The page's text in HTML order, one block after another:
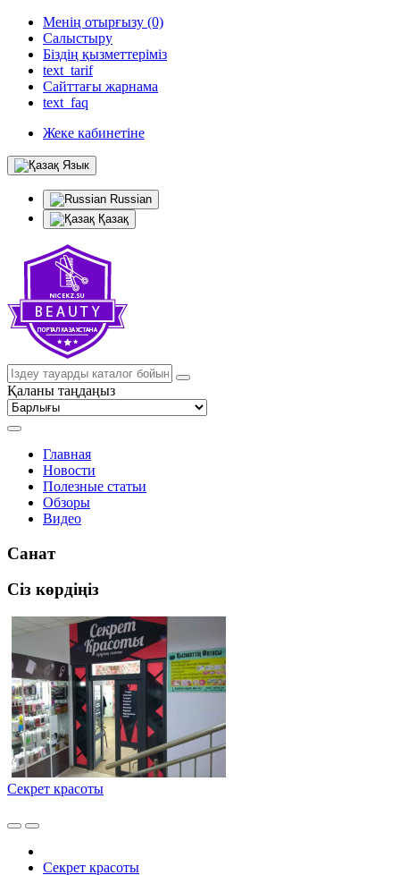
Менің отырғызу (0)
Салыстыру
Біздің қызметтеріміз
text_tarif
Сайттағы жарнама
text_faq
Жеке кабинетіне
Язык
Russian
Қазақ
Қаланы таңдаңыз
Главная
Новости
Полезные статьи
Обзоры
Видео
Санат
Сіз көрдіңіз
Секрет красоты
Секрет красоты